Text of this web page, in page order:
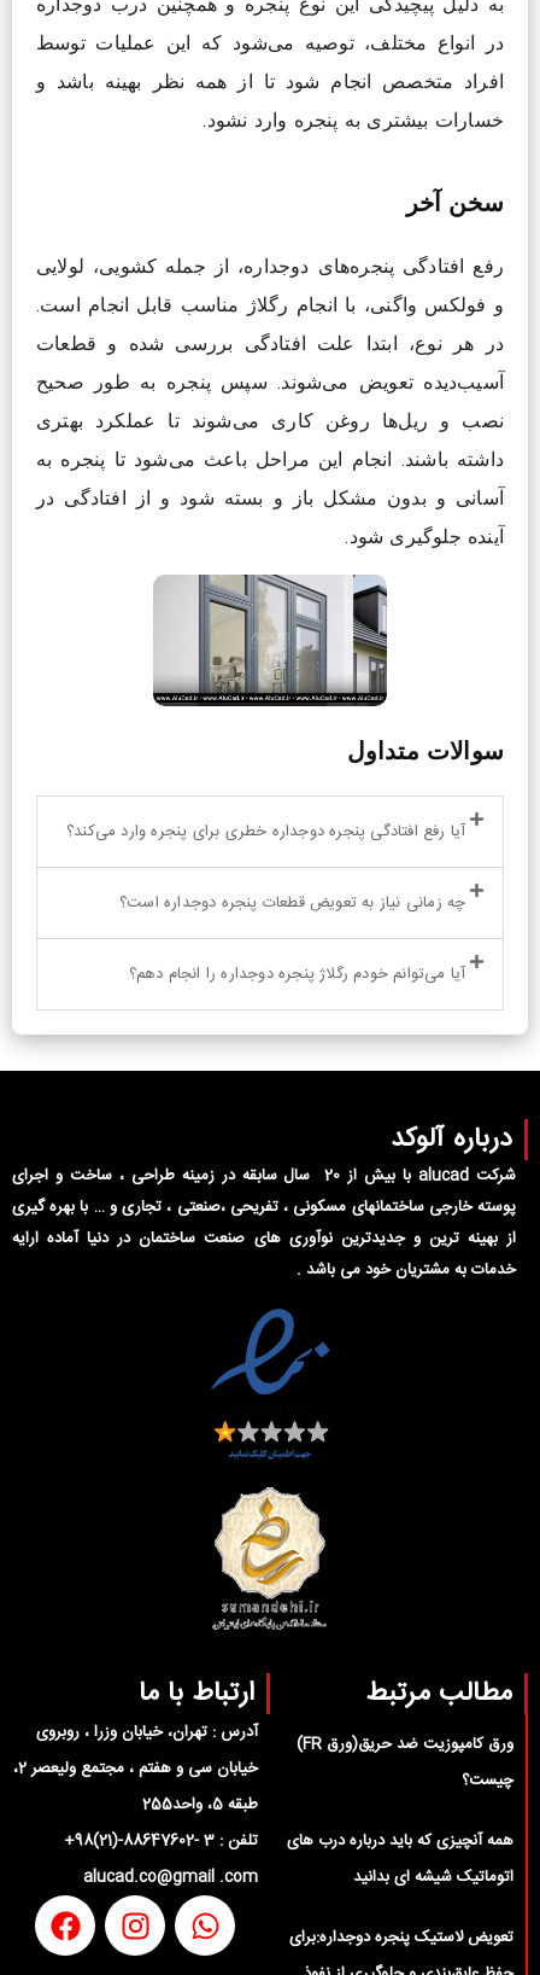
در انواع مختلف، توصیه می‌شود که این عملیات توسط
افراد متخصص انجام شود تا از همه نظر بهینه باشد و
خسارات بیشتری به پنجره وارد نشود.
سخن آخر
رفع افتادگی پنجره‌های دوجداره، از جمله کشویی، لولایی
و فولکس واگنی، با انجام رگلاژ مناسب قابل انجام است.
در هر نوع، ابتدا علت افتادگی بررسی شده و قطعات
آسیب‌دیده تعویض می‌شوند. سپس پنجره به طور صحیح
نصب و ریل‌ها روغن کاری می‌شوند تا عملکرد بهتری
داشته باشند. انجام این مراحل باعث می‌شود تا پنجره به
آسانی و بدون مشکل باز و بسته شود و از افتادگی در
آینده جلوگیری شود.
سوالات متداول
آیا رفع افتادگی پنجره دوجداره خطری برای پنجره وارد می‌کند؟
چه زمانی نیاز به تعویض قطعات پنجره دوجداره است؟
آیا می‌توانم خودم رگلاژ پنجره دوجداره را انجام دهم؟
درباره آلوکد
شرکت alucad با بیش از 20 سال سابقه در زمینه طراحی ، ساخت و اجرای
پوسته خارجی ساختمانهای مسکونی ، تفریحی ،صنعتی ، تجاری و … با بهره گیری
از بهینه ترین و جدیدترین نوآوری های صنعت ساختمان در دنیا آماده ارایه
خدمات به مشتریان خود می باشد .
مطالب مرتبط
ورق کامپوزیت ضد حریق(ورق FR)
چیست؟
همه آنچیزی که باید درباره درب های
اتوماتیک شیشه ای بدانید
تعویض لاستیک پنجره دوجداره:برای
ارتباط با ما
آدرس : تهران، خیابان وزرا ، روبروی
خیابان سی و هفتم ، مجتمع ولیعصر 2،
طبقه 5، واحد255
تلفن : 3 -88647602-(21)98+
alucad.co@gmail .com